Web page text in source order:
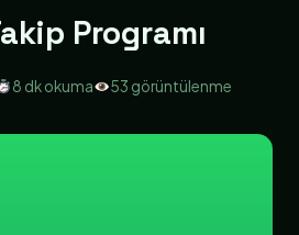
Programı
8 dk okuma 53 görüntülenme